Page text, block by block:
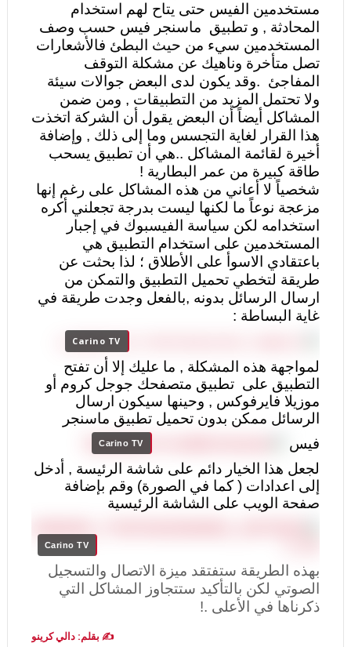
مستخدمين الفيس حتى يتاح لهم استخدام
المحادثة , و تطبيق ماسنجر فيس حسب وصف
المستخدمين سيء من حيث البطئ فالأشعارات
تصل متأخرة وناهيك عن مشكلة التوقف
المفاجئ .وقد يكون لدى البعض جوالات سيئة
ولا تحتمل المزيد من التطبيقات , ومن ضمن
المشاكل أيضاً أن البعض يقول أن الشركة اتخذت
هذا القرار لغاية التجسس وما إلى ذلك , وإضافة
أخيرة لقائمة المشاكل ..هي أن تطبيق يسحب
طاقة كبيرة من عمر البطارية !
شخصياً لا أعاني من هذه المشاكل على رغم إنها
مزعجة نوعاً ما لكنها ليست بدرجة تجعلني أكره
استخدامه لكن سياسة الفيسبوك في إجبار
المستخدمين على استخدام التطبيق هي
باعتقادي الاسوأ على الأطلاق ؛ لذا بحثت عن
طريقة لتخطي تحميل التطبيق والتمكن من
ارسال الرسائل بدونه ,بالفعل وجدت طريقة في
غاية البساطة :
Carino TV
لمواجهة هذه المشكلة , ما عليك إلا أن تفتح
التطبيق على تطبيق متصفحك جوجل كروم أو
موزيلا فايرفوكس , وحينها سيكون ارسال
الرسائل ممكن بدون تحميل تطبيق ماسنجر
فيس
Carino TV
لجعل هذا الخيار دائم على شاشة الرئيسة , أدخل
إلى اعدادات ( كما في الصورة) وقم بإضافة
صفحة الويب على الشاشة الرئيسية
Carino TV
بهذه الطريقة ستفتقد ميزة الاتصال والتسجيل
الصوتي لكن بالتأكيد ستتجاوز المشاكل التي
ذكرناها في الأعلى .!
✍️ بقلم: دالي كرينو